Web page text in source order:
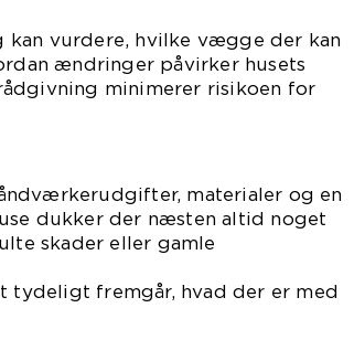
vurdere, hvilke vægge der kan
ændringer påvirker husets
minimerer risikoen for
materialer og en
dukker der næsten altid noget
skader eller gamle
fremgår, hvad der er med